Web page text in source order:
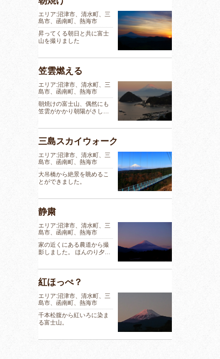
エリア:沼津市、清水町、三
島市、函南町、熱海市
昇ってくる朝日と共に富士
山を撮りました
笠雲燃える
エリア:沼津市、清水町、三
島市、函南町、熱海市
朝焼けの富士山、偶然にも
笠雲がかかり朝陽がさし…
三島スカイウォーク
エリア:沼津市、清水町、三
島市、函南町、熱海市
大吊橋から絶景を眺めるこ
とができました。
静粛
エリア:沼津市、清水町、三
島市、函南町、熱海市
家の近くにある農道から撮
影しました。 ほんのり夕…
紅ほっぺ？
エリア:沼津市、清水町、三
島市、函南町、熱海市
千本松腹から紅いろに染ま
る富士山。